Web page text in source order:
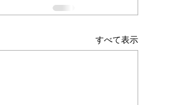
すべて表示